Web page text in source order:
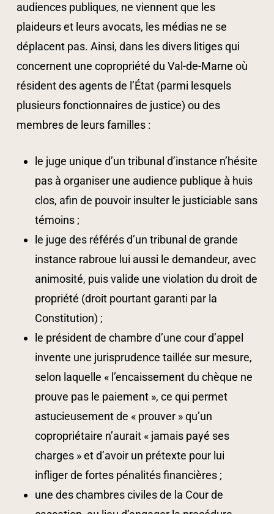
audiences publiques, ne viennent que les
plaideurs et leurs avocats, les médias ne se
déplacent pas. Ainsi, dans les divers litiges qui
concernent une copropriété du Val-de-Marne où
résident des agents de l’État (parmi lesquels
plusieurs fonctionnaires de justice) ou des
membres de leurs familles :
le juge unique d’un tribunal d’instance n’hésite
pas à organiser une audience publique à huis
clos, afin de pouvoir insulter le justiciable sans
témoins ;
le juge des référés d’un tribunal de grande
instance rabroue lui aussi le demandeur, avec
animosité, puis valide une violation du droit de
propriété (droit pourtant garanti par la
Constitution) ;
le président de chambre d’une cour d’appel
invente une jurisprudence taillée sur mesure,
selon laquelle « l’encaissement du chèque ne
prouve pas le paiement », ce qui permet
astucieusement de « prouver » qu’un
copropriétaire n’aurait « jamais payé ses
charges » et d’avoir un prétexte pour lui
infliger de fortes pénalités financières ;
une des chambres civiles de la Cour de